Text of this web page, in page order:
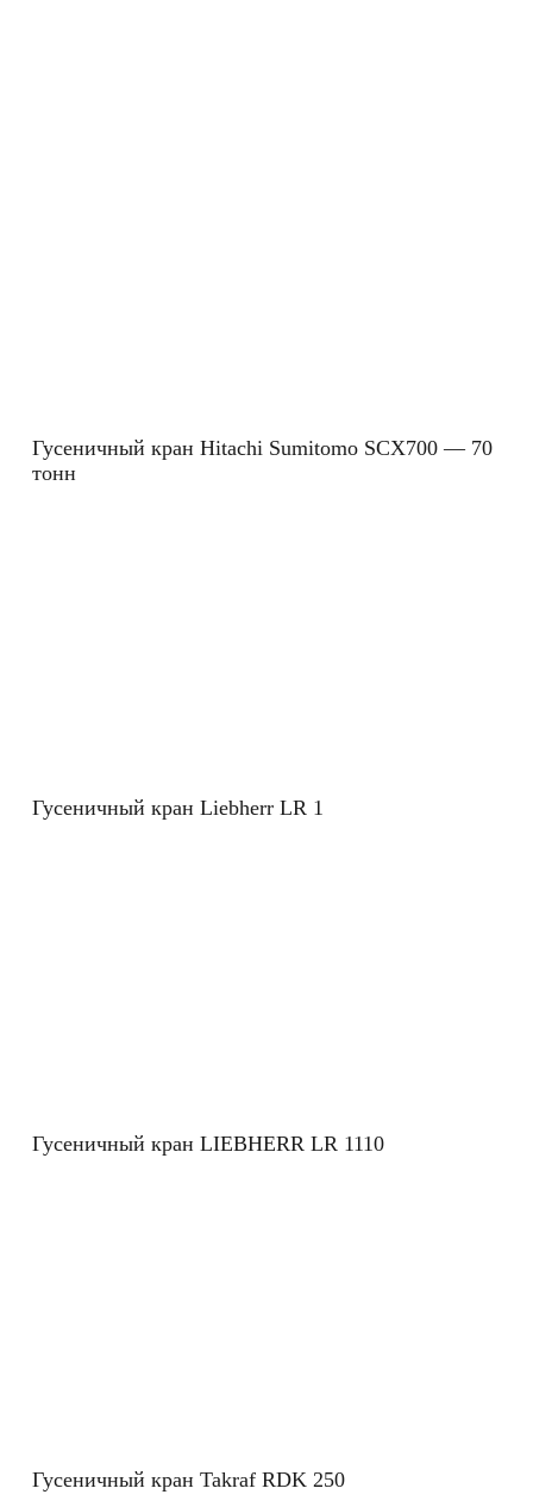
Гусеничный кран Hitachi Sumitomo SCX700 — 70
тонн
Гусеничный кран Liebherr LR 1
Гусеничный кран LIEBHERR LR 1110
Гусеничный кран Takraf RDK 250